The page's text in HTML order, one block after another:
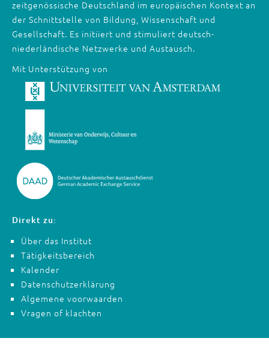
zeitgenössische Deutschland im europäischen Kontext an
der Schnittstelle von Bildung, Wissenschaft und
Gesellschaft. Es initiiert und stimuliert deutsch-
niederländische Netzwerke und Austausch.
Mit Unterstützung von
Direkt zu:
Über das Institut
Tätigkeitsbereich
Kalender
Datenschutzerklärung
Algemene voorwaarden
Vragen of klachten